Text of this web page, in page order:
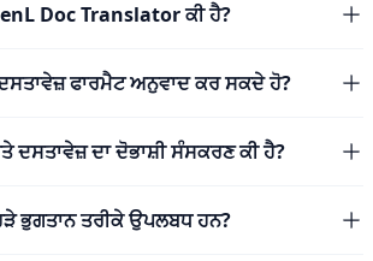
Doc Translator ਕੀ ਹੈ?
ਫਾਰਮੈਟ ਅਨੁਵਾਦ ਕਰ ਸਕਦੇ ਹੋ?
ਦਸਤਾਵੇਜ਼ ਦਾ ਦੋਭਾਸ਼ੀ ਸੰਸਕਰਣ ਕੀ ਹੈ?
ਭੁਗਤਾਨ ਤਰੀਕੇ ਉਪਲਬਧ ਹਨ?